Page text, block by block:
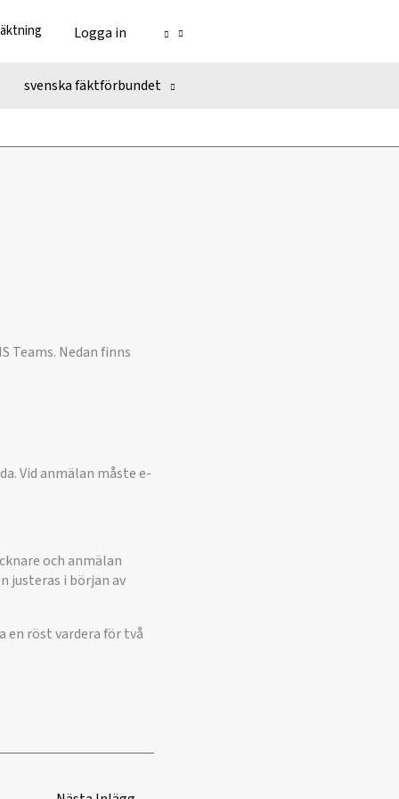
Logga in
svenska fäktförbundet
Teams. Nedan finns
Vid anmälan måste e-
och anmälan
justeras i början av
en röst vardera för två